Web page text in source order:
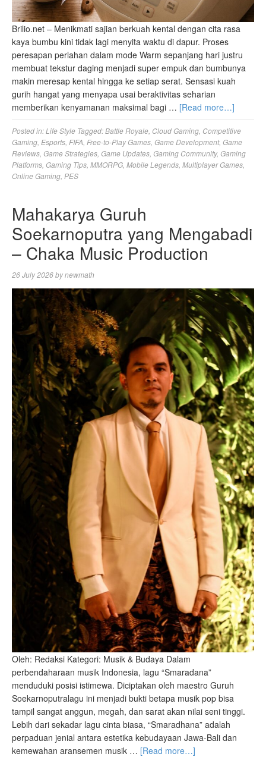
Brilio.net – Menikmati sajian berkuah kental dengan cita rasa
kaya bumbu kini tidak lagi menyita waktu di dapur. Proses
peresapan perlahan dalam mode Warm sepanjang hari justru
membuat tekstur daging menjadi super empuk dan bumbunya
makin meresap kental hingga ke setiap serat. Sensasi kuah
gurih hangat yang menyapa usai beraktivitas seharian
memberikan kenyamanan maksimal bagi … [Read more…]
Posted in:Life Style Tagged:Battle Royale Cloud Gaming Competitive
Gaming Esports FIFA Free-to-Play Games Game Development, Game
Reviews Game Strategies Game Updates Gaming Community, Gaming
Platforms Gaming Tips MMORPG Mobile Legends Multiplayer Games
Online Gaming PES
Mahakarya Guruh
Soekarnoputra yang Mengabadi
– Chaka Music Production
26 July 2026bynewmath
Oleh: Redaksi Kategori: Musik & Budaya Dalam
perbendaharaan musik Indonesia, lagu “Smaradana”
menduduki posisi istimewa. Diciptakan oleh maestro Guruh
Soekarnoputralagu ini menjadi bukti betapa musik pop bisa
tampil sangat anggun, megah, dan sarat akan nilai seni tinggi.
Lebih dari sekadar lagu cinta biasa, “Smaradhana” adalah
perpaduan jenial antara estetika kebudayaan Jawa-Bali dan
kemewahan aransemen musik … [Read more…]